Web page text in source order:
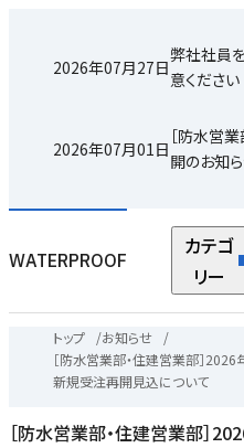
2026年07月27日
弊社社員
意ください
2026年07月01日
［防水営
開のお知
WATERPROOF
カテゴ
リー
トップ /お知らせ
/
［防水営業部・住建営業部］
新規受注再開見込について
［防水営業部・住建営業部］